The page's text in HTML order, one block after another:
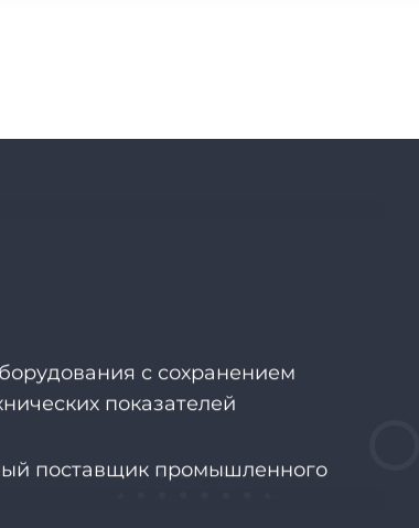
показателей